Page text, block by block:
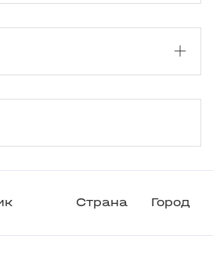
Страна Город